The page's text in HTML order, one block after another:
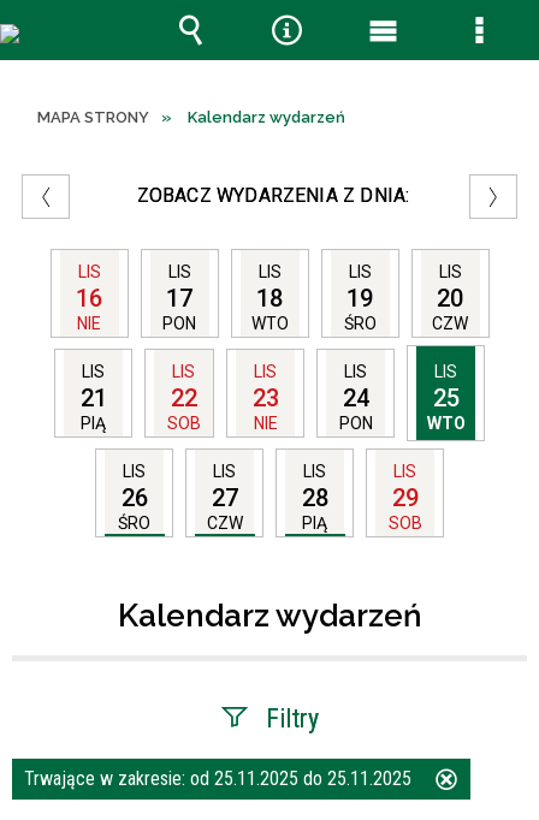
MAPA STRONY Kalendarz wydarzeń
ZOBACZ WYDARZENIA Z DNIA:
LIS
16
NIE
LIS
17
PON
LIS
18
WTO
LIS
19
ŚRO
LIS
20
CZW
LIS
21
PIĄ
LIS
22
SOB
LIS
23
NIE
LIS
24
PON
LIS
25
WTO
LIS
26
ŚRO
LIS
27
CZW
LIS
28
PIĄ
LIS
29
SOB
Kalendarz wydarzeń
Filtry
Szukana fraza
Trwające w zakresie: od 25.11.2025 do 25.11.2025
Wyszukiwarka
NarzędziaMenu
Menu